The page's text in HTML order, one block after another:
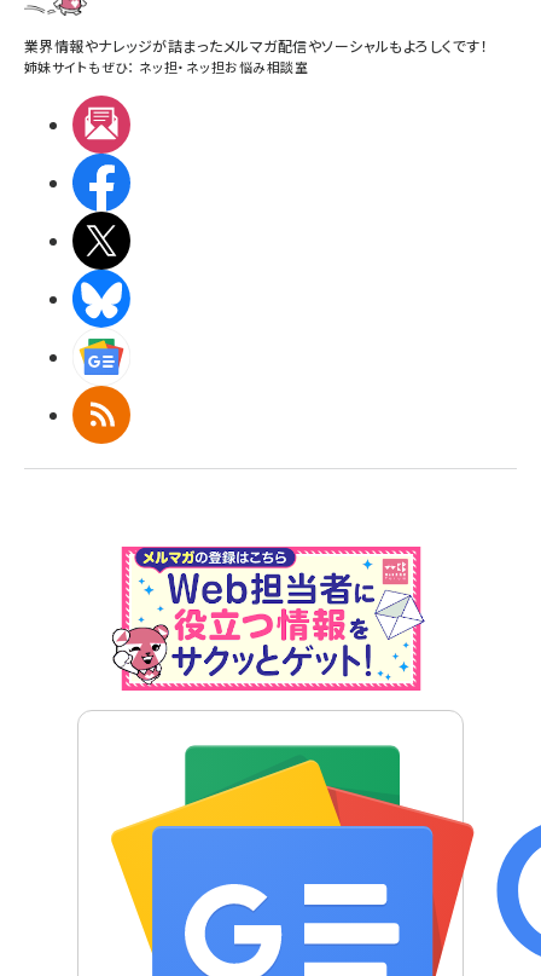
業界情報やナレッジが詰まったメルマガ配信やソーシャルもよろしくです！
姉妹サイトもぜひ： ネッ担・ ネッ担お悩み相談室
RSS